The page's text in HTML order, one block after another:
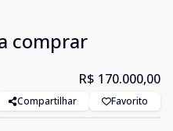
comprar
R$ 170.000,00
Compartilhar Favorito